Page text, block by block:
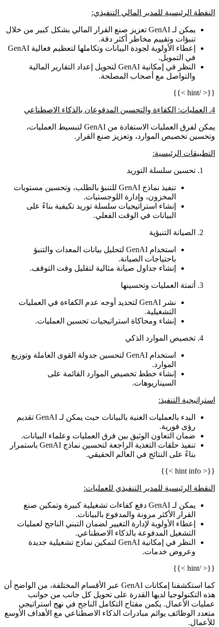
النقطة الرئيسية للمدير المالي التنفيذي:
يمكن لـ GenAI تعزيز صنع القرار المالي بشكل كبير من خلال
تنبؤات وتقييم مخاطر أكثر دقة.
إعطاء الأولوية لجودة البيانات وتكاملها لتعظيم فعالية GenAI
في التمويل.
النظر في إمكانية GenAI لتحويل إعداد التقارير المالية
والتواصل مع أصحاب المصلحة.
{{< /hint >}}
4. العمليات: الكفاءة والتحسين المدفوعان بالذكاء الاصطناعي
يمكن لفرق العمليات الاستفادة من GenAI لتبسيط العمليات،
وتحسين تخصيص الموارد، وتعزيز صنع القرار.
التطبيقات الرئيسية:
تحسين سلسلة التوريد
تنفيذ نماذج GenAI للتنبؤ بالطلب، وتحسين مستويات
المخزون، وإدارة اللوجستيات.
إنشاء استراتيجيات سلسلة توريد تكيفية بناءً على
البيانات في الوقت الفعلي.
الصيانة التنبؤية
استخدام GenAI لتحليل بيانات المعدات والتنبؤ
باحتياجات الصيانة.
إنشاء جداول صيانة مثالية لتقليل وقت التوقف.
أتمتة العمليات وتحسينها
نشر GenAI لتحديد أوجه عدم الكفاءة في العمليات
التشغيلية.
إنشاء ومحاكاة استراتيجيات تحسين العمليات.
تخصيص الموارد الذكي
استخدام GenAI لتحسين جدولة القوى العاملة وتوزيع
الموارد.
إنشاء خطط تخصيص الموارد القائمة على
السيناريوهات.
استراتيجية التنفيذ:
البدء بالعمليات الغنية بالبيانات حيث يمكن لـ GenAI تقديم
رؤى فورية.
ضمان التعاون الوثيق بين فرق العمليات وعلماء البيانات.
تنفيذ حلقات التغذية الراجعة لتحسين نماذج GenAI باستمرار
بناءً على النتائج في العالم الحقيقي.
{{< hint info >}}
النقطة الرئيسية للمدير التنفيذي للعمليات:
يمكن لـ GenAI دفع كفاءات تشغيلية كبيرة وتمكين صنع
القرار الأكثر مرونة والمدفوع بالبيانات.
إعطاء الأولوية لإدارة التغيير لضمان التبني الناجح لعمليات
التشغيل المدفوعة بالذكاء الاصطناعي.
النظر في إمكانية GenAI لتمكين نماذج تشغيلية جديدة
وعروض خدمات.
{{< /hint >}}
كما استكشفنا إمكانات GenAI عبر الأقسام المختلفة، من الواضح أن
هذه التكنولوجيا لديها القدرة على تحويل كل جانب من جوانب
عمليات الأعمال. يكمن مفتاح التكامل الناجح في نهج استراتيجي
متعدد الوظائف يوائم مبادرات الذكاء الاصطناعي مع الأهداف الأوسع
للأعمال.